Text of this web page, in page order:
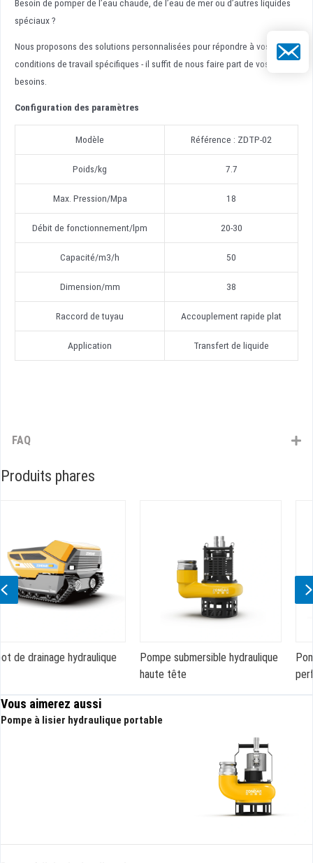
Besoin de pomper de l’eau chaude, de l’eau de mer ou d’autres liquides
spéciaux ?
Nous proposons des solutions personnalisées pour répondre à vos
conditions de travail spécifiques - il suffit de nous faire part de vos
besoins.
Configuration des paramètres
Modèle Référence : ZDTP-02
Poids/kg 7.7
Max. Pression/Mpa 18
Débit de fonctionnement/lpm 20-30
Capacité/m3/h 50
Dimension/mm 38
Raccord de tuyau Accouplement rapide plat
Application Transfert de liquide
FAQ
Produits phares
Pompe submersible hydraulique
Pompe à lisier hydraulique
Previous
Vous aimerez aussi
Pompe à lisier hydraulique portable
E-mail